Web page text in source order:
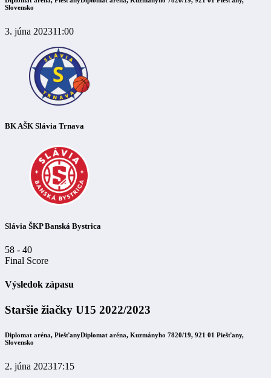
Slovensko
3. júna 202311:00
BK AŠK Slávia Trnava
Slávia ŠKP Banská Bystrica
58 - 40
Final Score
Výsledok zápasu
Staršie žiačky U15 2022/2023
Diplomat aréna, PiešťanyDiplomat aréna, Kuzmányho 7820/19, 921 01 Piešťany,
Slovensko
2. júna 202317:15